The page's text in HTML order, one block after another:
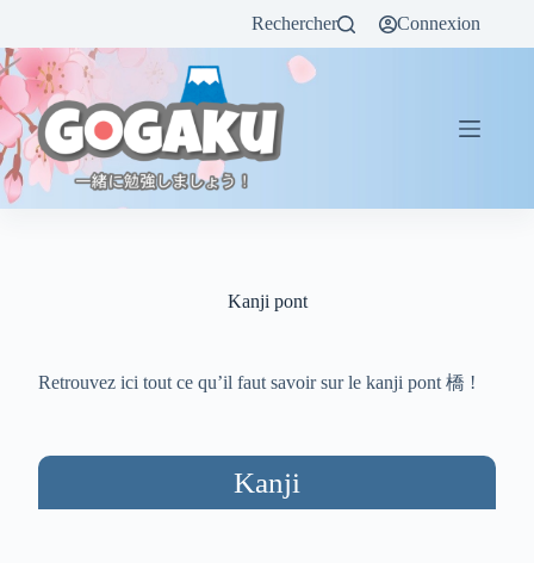
Rechercher Connexion
Kanji pont
Retrouvez ici tout ce qu’il faut savoir sur le kanji pont 橋 !
Kanji